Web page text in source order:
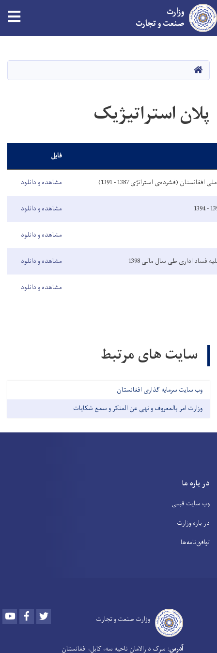
content
وزارت
صنعت و تجارت
HOME
پلان استراتیژیک
فایل
(فشرده‌ی استراتژی 1387 - 1391) مشاهده و دانلود
مشاهده و دانلود
مشاهده و دانلود
فساد اداری طی سال مالی 1398 مشاهده و دانلود
مشاهده و دانلود
سایت های مرتبط
وب سایت سرمایه گذاری افغانستان
وزارت امر بالمعروف و نهی عن المنکر و سمع شکایات
در باره ما
وب سایت قبلی
در باره وزارت
توافق‌نامه‌ها
وزارت صنعت و تجارت Youtube Facebook
آدرس: سرک دارالامان ناحیه سه، کابل، افغانستان